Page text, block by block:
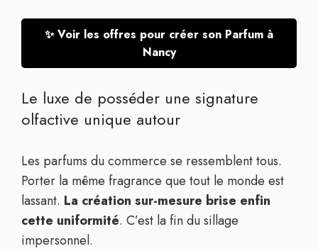
✨ Voir les offres pour créer son Parfum à
Nancy
Le luxe de posséder une signature
olfactive unique autour
Les parfums du commerce se ressemblent tous.
Porter la même fragrance que tout le monde est
lassant. La création sur-mesure brise enfin
cette uniformité. C’est la fin du sillage
impersonnel.